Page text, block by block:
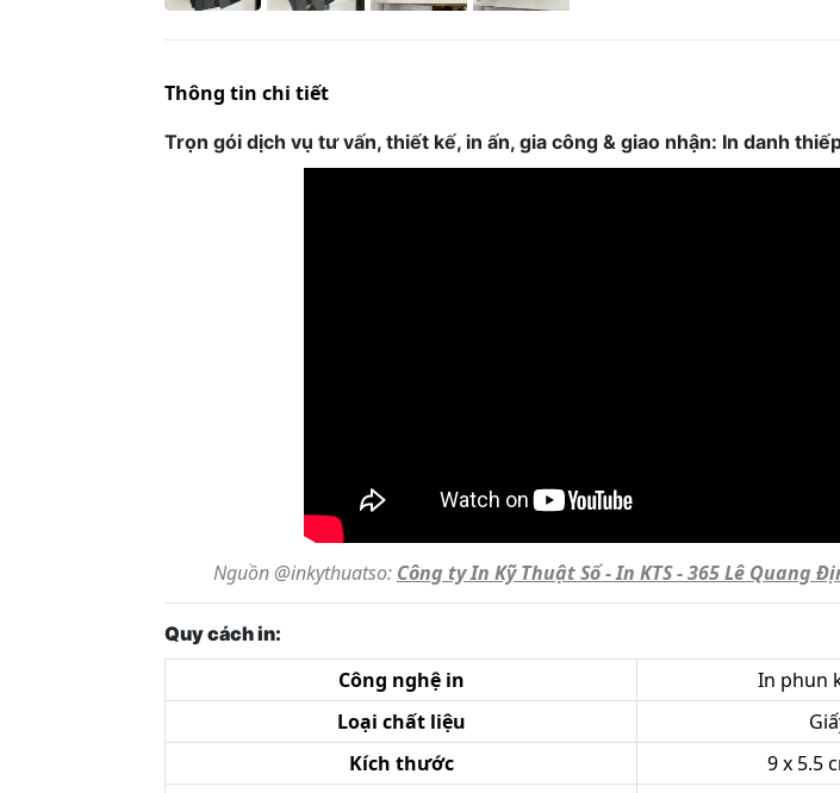
Thông tin chi tiết
Trọn gói dịch vụ tư vấn, thiết kế, in ấn, gia công & giao nhận: In danh
Nguồn @inkythuatso: Công ty In Kỹ Thuật Số - In KTS - 365 Lê Quang
Quy cách in:
Công nghệ in
In phun
Loại chất liệu
Kích thước
9 x 5.5